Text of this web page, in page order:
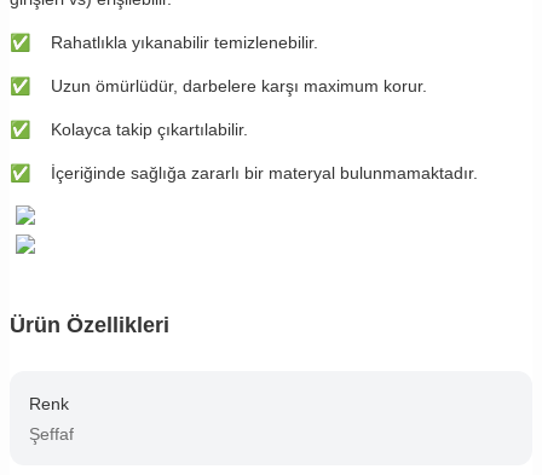
✅ Rahatlıkla yıkanabilir temizlenebilir.
✅ Uzun ömürlüdür, darbelere karşı maximum korur.
✅ Kolayca takip çıkartılabilir.
✅ İçeriğinde sağlığa zararlı bir materyal bulunmamaktadır.
Ürün Özellikleri
Renk
Şeffaf